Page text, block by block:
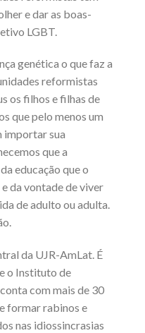
e dar as boas-
LGBT.
genética o que faz a
reformistas
os filhos e filhas de
que pelo menos um
importar sua
que a
educação que o
da vontade de viver
de adulto ou adulta.
da UJR-AmLat. É
o Instituto de
com mais de 30
formar rabinos e
nas idiossincrasias